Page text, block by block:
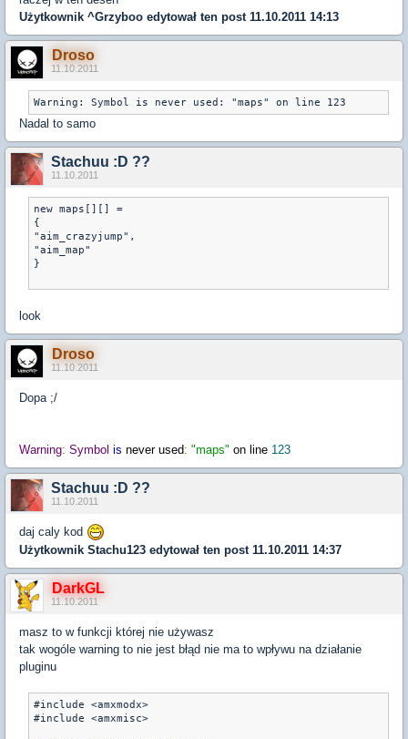
Użytkownik ^Grzyboo edytował ten post 11.10.2011 14:13
Droso
11.10.2011
Nadal to samo
Stachuu :D ??
11.10.2011
new maps[][] =
{
"aim_crazyjump",
"aim_map"
}
look
Droso
11.10.2011
Dopa ;/
Warning: Symbol is never used: "maps" on line 123
Stachuu :D ??
11.10.2011
daj caly kod
Użytkownik Stachu123 edytował ten post 11.10.2011 14:37
DarkGL
11.10.2011
masz to w funkcji której nie używasz
tak wogóle warning to nie jest błąd nie ma to wpływu na działanie
pluginu
#include <amxmodx>
#include <amxmisc>